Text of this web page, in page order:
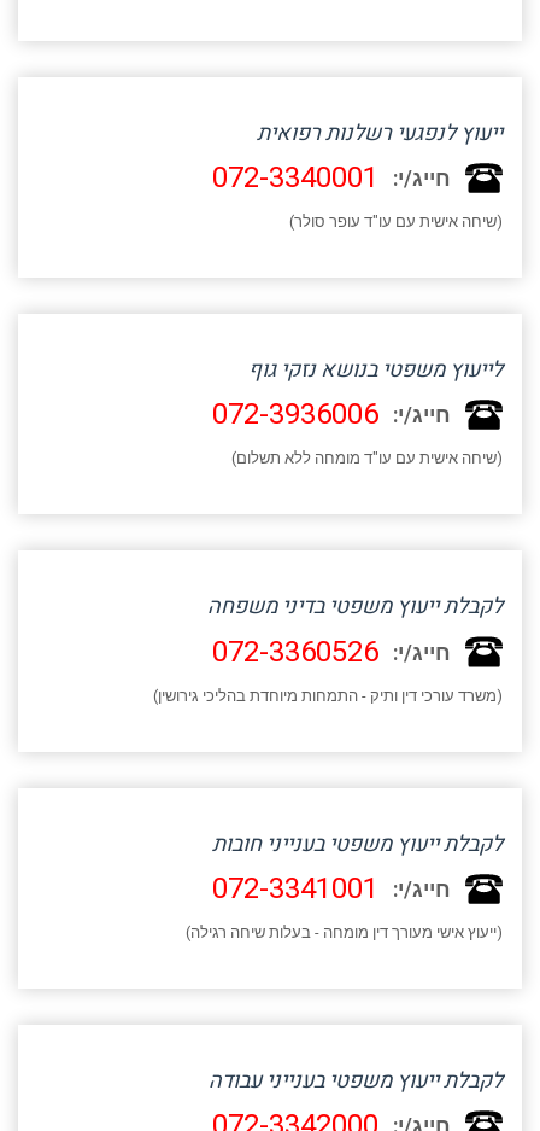
ייעוץ לנפגעי רשלנות רפואית
חייג/י: 072-3340001
(שיחה אישית עם עו"ד עופר סולר)
לייעוץ משפטי בנושא נזקי גוף
חייג/י: 072-3936006
(שיחה אישית עם עו"ד מומחה ללא תשלום)
לקבלת ייעוץ משפטי בדיני משפחה
חייג/י: 072-3360526
(משרד עורכי דין ותיק - התמחות מיוחדת בהליכי גירושין)
לקבלת ייעוץ משפטי בענייני חובות
חייג/י: 072-3341001
(ייעוץ אישי מעורך דין מומחה - בעלות שיחה רגילה)
לקבלת ייעוץ משפטי בענייני עבודה
חייג/י: